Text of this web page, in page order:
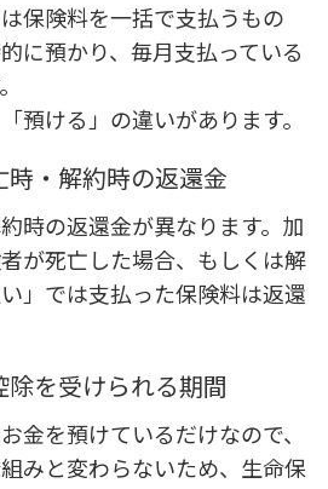
保険料を一括で支払うもの
に預かり、毎月支払っている
預ける」の違いがあります。
時・解約時の返還金
時の返還金が異なります。加
が死亡した場合、もしくは解
」では支払った保険料は返還
除を受けられる期間
金を預けているだけなので、
みと変わらないため、生命保